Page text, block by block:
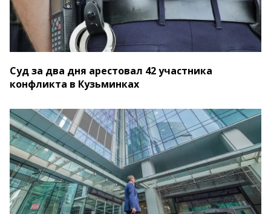
Суд за два дня арестовал 42 участника
конфликта в Кузьминках